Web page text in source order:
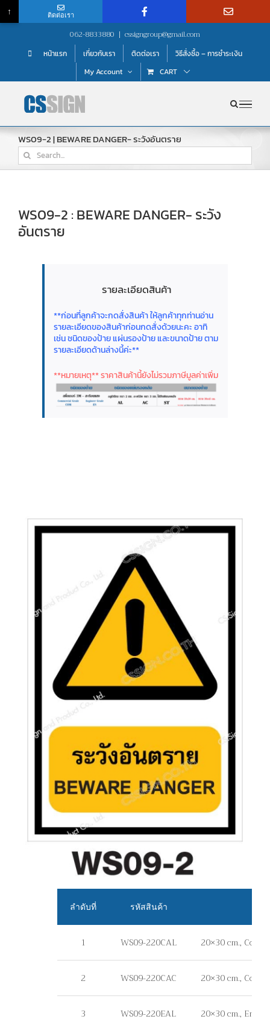
content
062-8833880 | cssigngroup@gmail.com
หน้าแรก เกี่ยวกับเรา ติดต่อเรา
วิธีสั่งซื้อ – การชำระเงิน
My Account
CART
WS09-2 | BEWARE DANGER- ระวังอันตราย
Search
for:
WS09-2 : BEWARE DANGER- ระวัง
อันตราย
รายละเอียดสินค้า
**ก่อนที่ลูกค้าจะกดสั่งสินค้า ให้ลูกค้าทุกท่านอ่าน
รายละเอียดของสินค้าก่อนกดสั่งด้วยนะคะ อาทิ
เช่น ชนิดของป้าย แผ่นรองป้าย และขนาดป้าย ตาม
รายละเอียดด้านล่างนี้ค่ะ**
**หมายเหตุ** ราคาสินค้านี้ยังไม่รวมภาษีมูลค่าเพิ่ม
ลำดับที่ รหัสสินค้า
1 WS09-220CAL 20×30 cm.,
2 WS09-220CAC 20×30 cm.,
3 WS09-220EAL 20×30 cm.,
↑ ติดต่อเรา